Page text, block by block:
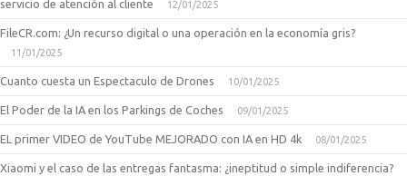
servicio de atención al cliente
12/01/2025
FileCR.com: ¿Un recurso digital o una operación en la economía gris?
11/01/2025
Cuanto cuesta un Espectaculo de Drones 10/01/2025
El Poder de la IA en los Parkings de Coches 09/01/2025
EL primer VIDEO de YouTube MEJORADO con IA en HD 4k 08/01/2025
Xiaomi y el caso de las entregas fantasma: ¿ineptitud o simple indiferencia?